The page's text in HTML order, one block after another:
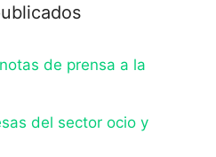
de prensa a la
del sector ocio y